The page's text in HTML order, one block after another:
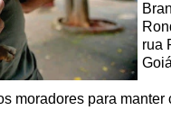
rua
moradores para